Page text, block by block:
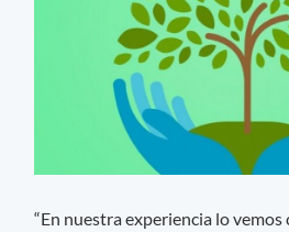
“En nuestra experiencia lo